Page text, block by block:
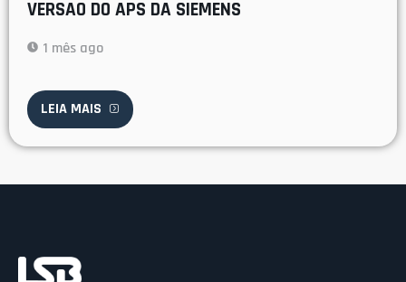
VERSAO DO APS DA SIEMENS
1 mês ago
LEIA MAIS